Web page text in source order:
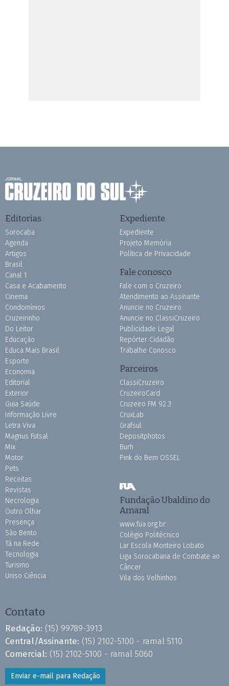
Editorias
Sorocaba
Agenda
Artigos
Brasil
Canal 1
Casa e Acabamento
Cinema
Condomínios
Cruzeirinho
Do Leitor
Educação
Educa Mais Brasil
Esporte
Economia
Editorial
Exterior
Guia Saúde
Informação Livre
Letra Viva
Magnus Futsal
Mix
Motor
Pets
Receitas
Revistas
Necrologia
Outro Olhar
Presença
São Bento
Tá na Rede
Tecnologia
Turismo
Uniso Ciência
Expediente
Expediente
Projeto Memória
Política de Privacidade
Fale conosco
Fale com o Cruzeiro
Atendimento ao Assinante
Anuncie no Cruzeiro
Anuncie no ClassiCruzeiro
Publicidade Legal
Repórter Cidadão
Trabalhe Conosco
Parceiros
ClassiCruzeiro
CruzeiroCard
Cruzeiro FM 92.3
CruxLab
Grafsul
Depositphotos
Burh
Pink do Bem OSSEL
Fundação Ubaldino do
Amaral
www.fua.org.br
Colégio Politécnico
Lar Escola Monteiro Lobato
Liga Sorocabana de Combate ao
Câncer
Vila dos Velhinhos
Contato
Redação: (15) 99789-3913
Central/Assinante: (15) 2102-5100 - ramal 5110
Comercial: (15) 2102-5100 - ramal 5060
Enviar e-mail para Redação